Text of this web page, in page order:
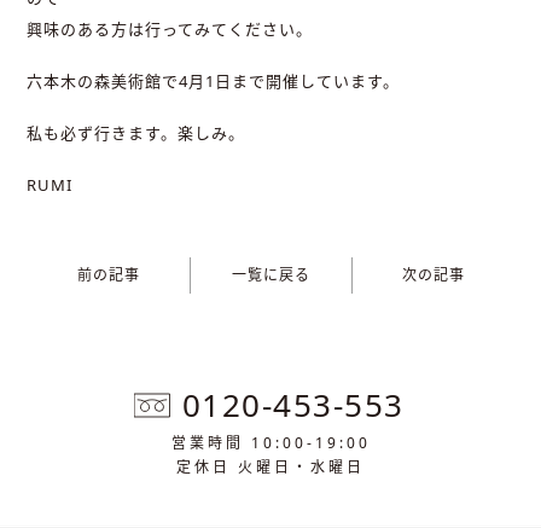
興味のある方は行ってみてください。
六本木の森美術館で4月1日まで開催しています。
私も必ず行きます。楽しみ。
RUMI
前の記事 一覧に戻る 次の記事
0120-453-553
営業時間 10:00-19:00
定休日 火曜日・水曜日